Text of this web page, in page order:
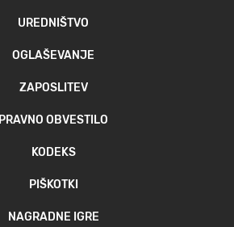
UREDNIŠTVO
OGLAŠEVANJE
ZAPOSLITEV
PRAVNO OBVESTILO
KODEKS
PIŠKOTKI
NAGRADNE IGRE